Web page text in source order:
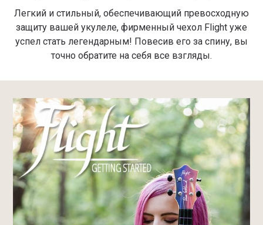
Легкий и стильный, обеспечивающий превосходную
защиту вашей укулеле, фирменный чехол Flight уже
успел стать легендарным! Повесив его за спину, вы
точно обратите на себя все взгляды.